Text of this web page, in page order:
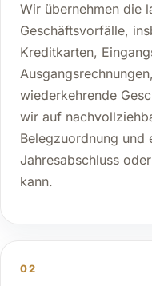
Wir übernehmen die
Geschäftsvorfälle,
Kreditkarten,
wiederkehrende
wir auf
Belegzuordnung und
Jahresabschluss
kann.
02